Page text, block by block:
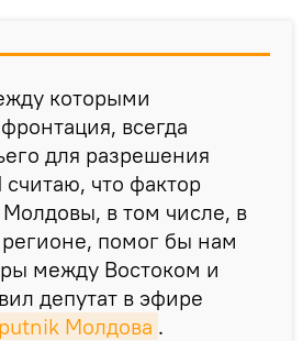
которыми
всегда
для разрешения
что фактор
в том числе, в
помог бы нам
между Востоком и
депутат в эфире
Молдова .